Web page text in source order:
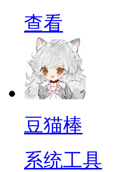
查看
豆猫棒
系统工具